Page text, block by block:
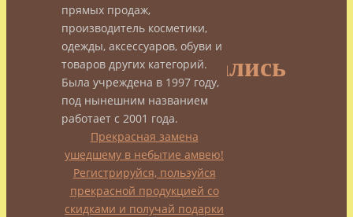
мы
тренировались
admin
12.08.2014
25.08.2014Сила
и
Красота
прямых продаж,
производитель косметики,
одежды, аксессуаров, обуви и
товаров других категорий.
Была учреждена в 1997 году,
под нынешним названием
работает с 2001 года.
Прекрасная замена
ушедшему в небытие амвею!
Регистрируйся, пользуйся
прекрасной продукцией со
скидками и получай подарки